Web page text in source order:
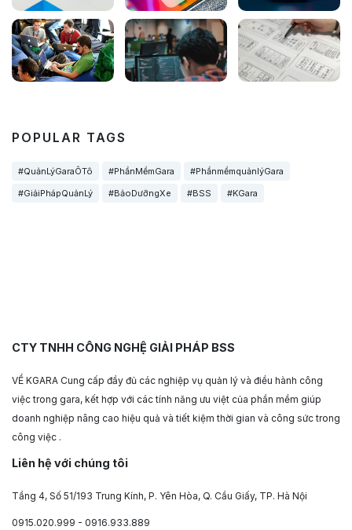
POPULAR TAGS
#QuảnLýGaraÔTô #PhầnMềmGara
#PhầnmềmquảnlýGara
#GiảiPhápQuảnLý
#BảoDưỡngXe #BSS #KGara
CTY TNHH CÔNG NGHỆ GIẢI PHÁP BSS
VỀ KGARA Cung cấp đầy đủ các nghiệp vụ quản lý và điều hành công
việc trong gara, kết hợp với các tính năng ưu việt của phần mềm giúp
doanh nghiệp nâng cao hiệu quả và tiết kiệm thời gian và công sức trong
công việc .
Liên hệ với chúng tôi
Tầng 4, Số 51/193 Trung Kính, P. Yên Hòa, Q. Cầu Giấy, TP. Hà Nội
0915.020.999 - 0916.933.889